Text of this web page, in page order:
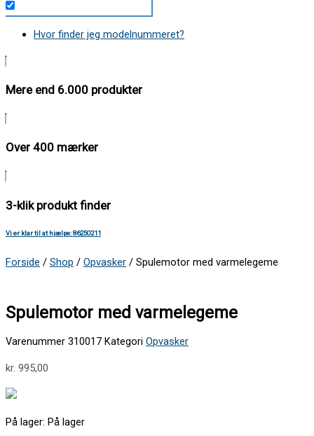
Støvsuger
Hvor finder jeg modelnummeret?
Mere end 6.000 produkter
Over 400 mærker
3-klik produkt finder
Vi er klar til at hjælpe: 86250211
Forside / Shop / Opvasker / Spulemotor med varmelegeme
Spulemotor med varmelegeme
Varenummer 310017 Kategori Opvasker
kr. 995,00
På lager: På lager